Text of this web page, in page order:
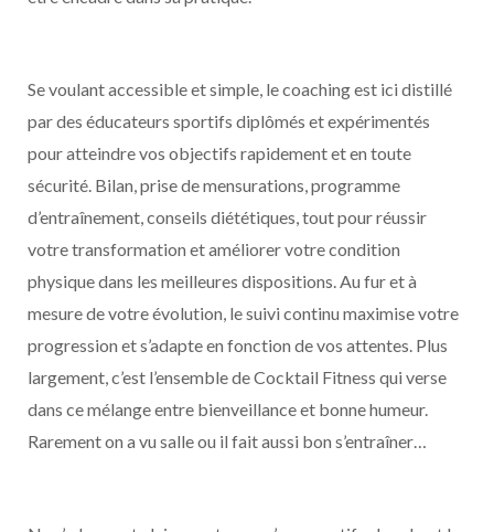
Se voulant accessible et simple, le coaching est ici distillé
par des éducateurs sportifs diplômés et expérimentés
pour atteindre vos objectifs rapidement et en toute
sécurité. Bilan, prise de mensurations, programme
d’entraînement, conseils diététiques, tout pour réussir
votre transformation et améliorer votre condition
physique dans les meilleures dispositions. Au fur et à
mesure de votre évolution, le suivi continu maximise votre
progression et s’adapte en fonction de vos attentes. Plus
largement, c’est l’ensemble de Cocktail Fitness qui verse
dans ce mélange entre bienveillance et bonne humeur.
Rarement on a vu salle ou il fait aussi bon s’entraîner…